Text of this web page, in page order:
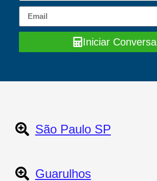
Iniciar Conversa
São Paulo SP
Guarulhos